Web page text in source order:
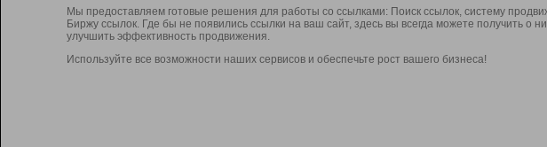
Мы предоставляем готовые решения для работы со ссылками: Поиск ссылок, систему
Биржу ссылок. Где бы не появились ссылки на ваш сайт, здесь вы всегда можете получить о
улучшить эффективность продвижения.
Используйте все возможности наших сервисов и обеспечьте рост вашего бизнеса!